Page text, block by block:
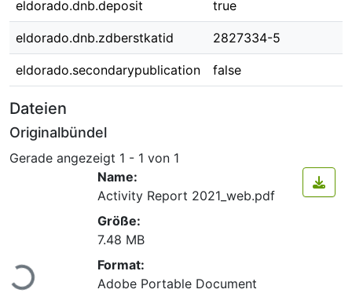
eldorado.dnb.deposit true
eldorado.dnb.zdberstkatid 2827334-5
eldorado.secondarypublication false
Dateien
Originalbündel
Gerade angezeigt 1 - 1 von 1
Lade...
Name:
Activity Report 2021_web.pdf
Größe:
7.48 MB
Format:
Adobe Portable Document